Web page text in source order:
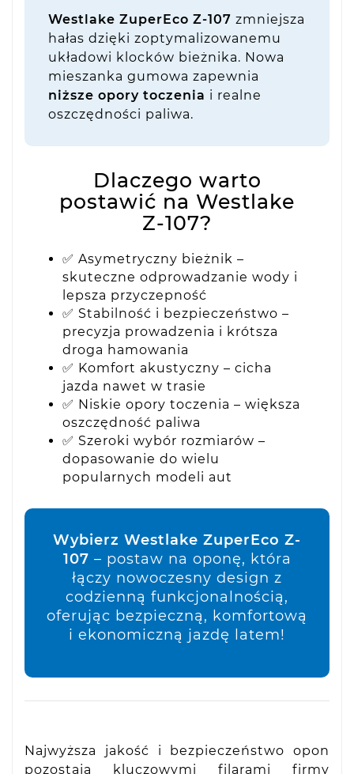
Westlake ZuperEco Z-107 zmniejsza
hałas dzięki zoptymalizowanemu
układowi klocków bieżnika. Nowa
mieszanka gumowa zapewnia
niższe opory toczenia i realne
oszczędności paliwa.
Dlaczego warto
postawić na Westlake
Z-107?
✅ Asymetryczny bieżnik –
skuteczne odprowadzanie wody i
lepsza przyczepność
✅ Stabilność i bezpieczeństwo –
precyzja prowadzenia i krótsza
droga hamowania
✅ Komfort akustyczny – cicha
jazda nawet w trasie
✅ Niskie opory toczenia – większa
oszczędność paliwa
✅ Szeroki wybór rozmiarów –
dopasowanie do wielu
popularnych modeli aut
Wybierz Westlake ZuperEco Z-
107 – postaw na oponę, która
łączy nowoczesny design z
codzienną funkcjonalnością,
oferując bezpieczną, komfortową
i ekonomiczną jazdę latem!
Najwyższa jakość i bezpieczeństwo opon
pozostają kluczowymi filarami firmy